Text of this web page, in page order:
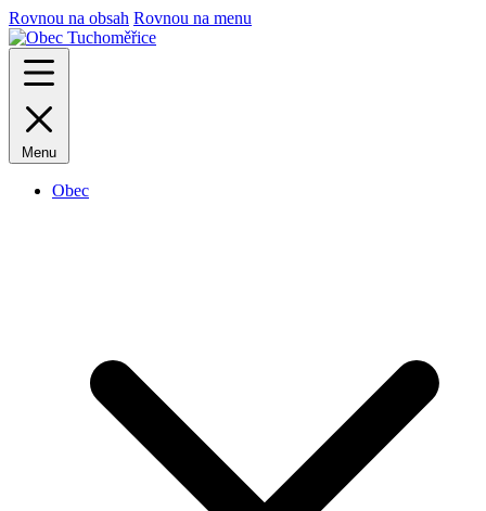
Rovnou na obsah Rovnou na menu
Menu
Obec